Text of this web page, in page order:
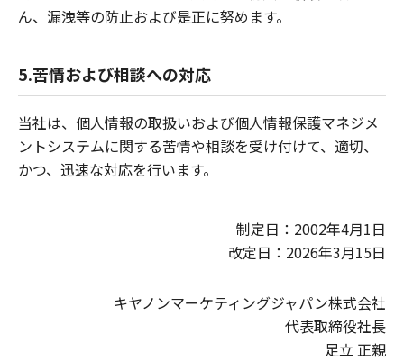
ん、漏洩等の防止および是正に努めます。
5.苦情および相談への対応
当社は、個人情報の取扱いおよび個人情報保護マネジメ
ントシステムに関する苦情や相談を受け付けて、適切、
かつ、迅速な対応を行います。
制定日：2002年4月1日
​改定日：2026年3月15日
キヤノンマーケティングジャパン株式会社
​代表取締役社長
​足立 正親